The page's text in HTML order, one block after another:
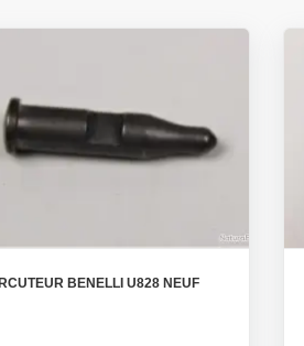
BENELLI U828 NEUF